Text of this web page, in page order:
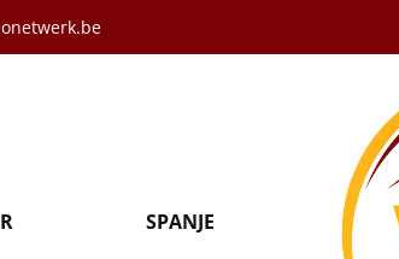
SPANJE